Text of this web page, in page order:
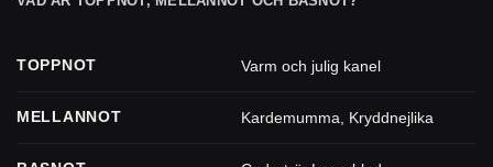
TOPPNOT Varm och julig kanel
MELLANNOT Kardemumma Kryddnejlika